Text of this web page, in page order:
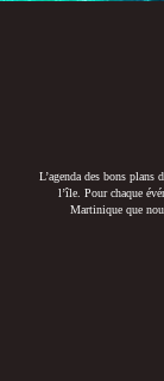
L’agenda des bons plans
l’île. Pour chaque
Martinique que